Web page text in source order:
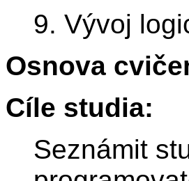
9. Vývoj
Osnova
Cíle studia:
Seznámit